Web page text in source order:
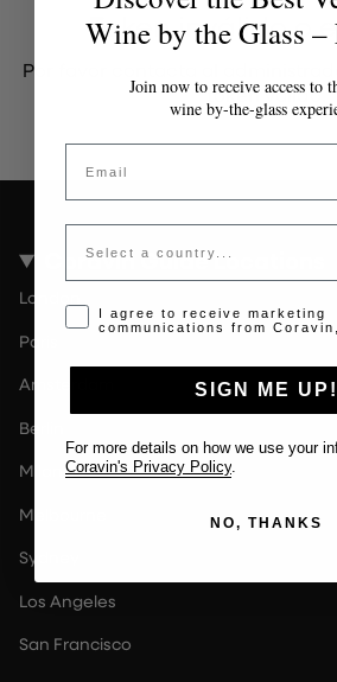
Token inválido o
Por favor contacta al
token válido.
Coravin Guide Locations
London
Paris
Amsterdam
Berlin
Milan
Melbourne
Sydney
Los Angeles
San Francisco
Wine by the Glass –
Join now to receive access to
wine by-the-glass
Email
Country
Opt-in disclaimer
I agree to receive marketing
communications from
SIGN ME UP!
For more details on how we use your
Coravin's Privacy Policy
NO, THANKS